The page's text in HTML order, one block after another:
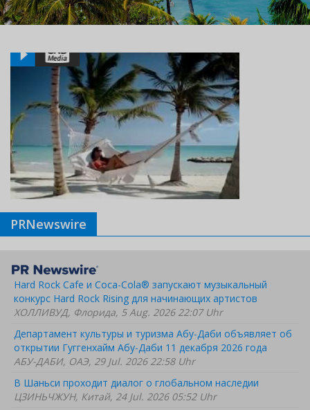
PRNewswire
Hard Rock Cafe и Coca-Cola® запускают музыкальный
конкурс Hard Rock Rising для начинающих артистов
ХОЛЛИВУД, Флорида, 5 Aug. 2026 22:07 Uhr
Департамент культуры и туризма Абу-Даби объявляет об
открытии Гуггенхайм Абу-Даби 11 декабря 2026 года
АБУ-ДАБИ, ОАЭ, 29 Jul. 2026 22:58 Uhr
В Шаньси проходит диалог о глобальном наследии
ЦЗИНЬЧЖУН, Китай, 24 Jul. 2026 05:52 Uhr